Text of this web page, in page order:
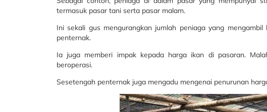
termasuk pasar tani serta pasar malam.
Ini sekali gus mengurangkan jumlah peniaga yang
penternak.
Ia juga memberi impak kepada harga ikan di pasaran.
beroperasi.
Sesetengah penternak juga mengadu mengenai penurunan